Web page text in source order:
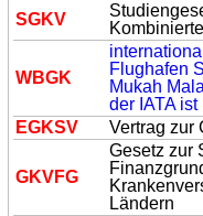
SGKV
WBGK
Flughafen
Mukah
der IATA ist
EGKSV Vertrag zur
GKVFG
Gesetz zur
Ländern